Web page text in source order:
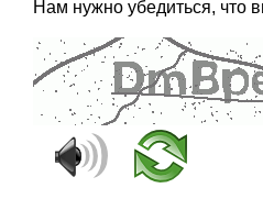
Нам нужно убедиться, что